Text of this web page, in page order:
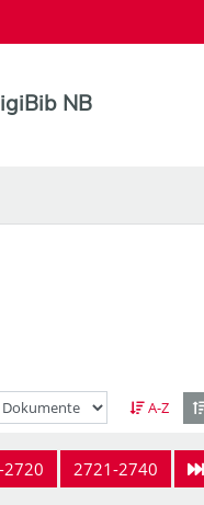
NB
A-Z
2721-2740